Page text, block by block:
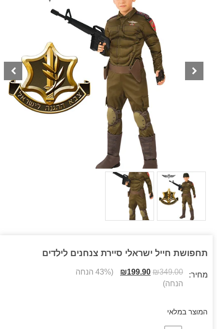
תחפושת חייל ישראלי סיירת צנחנים לילדים
מחיר: ₪349.00
₪199.90
(43% הנחה
הנחה)
המוצר במלאי